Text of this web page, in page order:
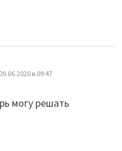
09.06.2020 в 09:47
могу решать